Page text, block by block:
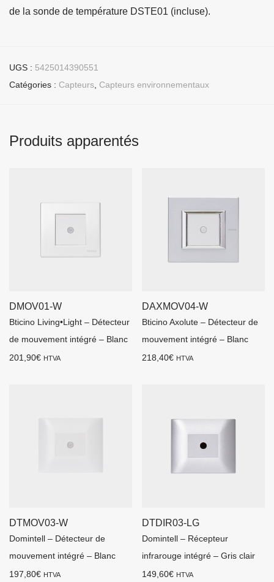
de la sonde de température DSTE01 (incluse).
UGS : 5425014390551
Catégories : Capteurs Capteurs environnementaux
Produits apparentés
DMOV01-W
Bticino Living•Light – Détecteur
de mouvement intégré – Blanc
201,90€ HTVA
DAXMOV04-W
Bticino Axolute – Détecteur de
mouvement intégré – Blanc
218,40€ HTVA
DTMOV03-W
Domintell – Détecteur de
mouvement intégré – Blanc
197,80€ HTVA
DTDIR03-LG
Domintell – Récepteur
infrarouge intégré – Gris clair
149,60€ HTVA